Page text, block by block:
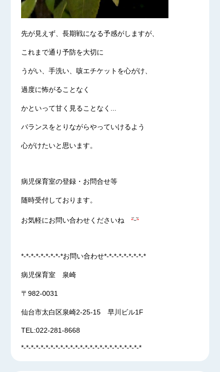
先が見えず、長期戦になる予感がしますが、
これまで通り予防を大切に
うがい、手洗い、咳エチケットを心がけ、
過度に怖がることなく
かといって甘く見ることなく...
バランスをとりながらやっていけるよう
心がけたいと思います。
病児保育室の登録・お問合せ等
随時受付しております。
お気軽にお問い合わせくださいね
*-*-*-*-*-*-*-*-*お問い合わせ*-*-*-*-*-*-*-*-*
病児保育室 泉崎
〒982-0031
仙台市太白区泉崎2-25-15 早川ビル1F
TEL:022-281-8668
*-*-*-*-*-*-*-*-*-*-*-*-*-*-*-*-*-*-*-*-*-*-*-*-*